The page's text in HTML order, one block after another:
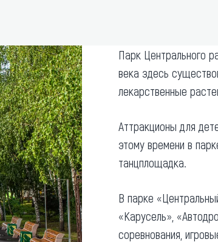
Как добраться
Парк Центрального
века здесь
лекарственные
Аттракционы для
этому времени в
танцплощадка.
В парке
«Карусель»,
соревнования,